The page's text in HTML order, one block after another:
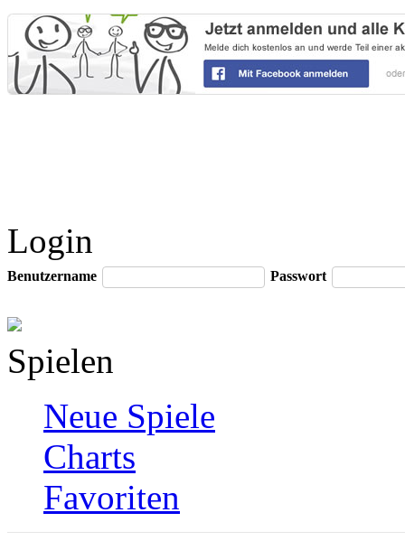
Login
Benutzername Passwort
Spielen
Neue Spiele
Charts
Favoriten